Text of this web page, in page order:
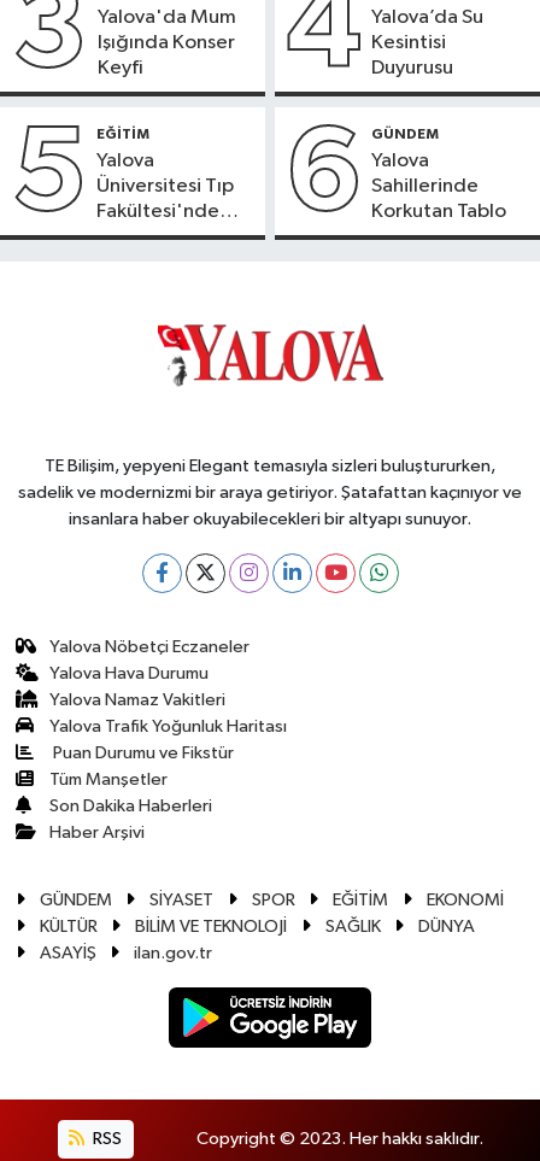
3
Yalova'da Mum
Işığında Konser
Keyfi
4 Yalova’da Su
Kesintisi
Duyurusu
5 EĞİTİM
Yalova
Üniversitesi Tıp
Fakültesi'nde
Yeni Dönem
6 GÜNDEM
Yalova
Sahillerinde
Korkutan Tablo
TE Bilişim, yepyeni Elegant temasıyla sizleri buluştururken,
sadelik ve modernizmi bir araya getiriyor. Şatafattan kaçınıyor ve
insanlara haber okuyabilecekleri bir altyapı sunuyor.
Yalova Nöbetçi Eczaneler
Yalova Hava Durumu
Yalova Namaz Vakitleri
Yalova Trafik Yoğunluk Haritası
Puan Durumu ve Fikstür
Tüm Manşetler
Son Dakika Haberleri
Haber Arşivi
GÜNDEM SİYASET SPOR EĞİTİM
EKONOMİ
KÜLTÜR
BİLİM VE TEKNOLOJİ SAĞLIK
DÜNYA
ASAYİŞ
ilan.gov.tr
RSS Copyright © 2023. Her hakkı saklıdır.